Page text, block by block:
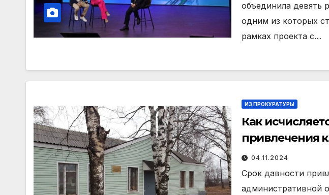
объединила девять
одним из которых
рамках проекта с…
ИЗ ПРОКУРАТУРЫ
Как
привлечения к
04.11.2024
Срок давности
административной